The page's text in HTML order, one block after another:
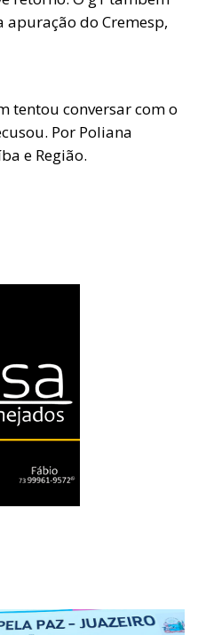
apuração do Cremesp,
tentou conversar com o
Por Poliana
e Região.